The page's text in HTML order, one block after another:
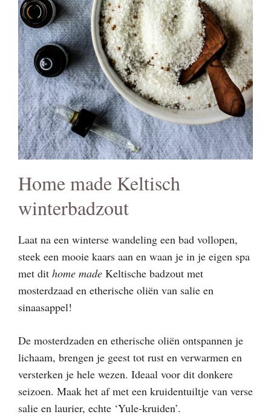
Home made Keltisch
winterbadzout
Laat na een winterse wandeling een bad vollopen,
steek een mooie kaars aan en waan je in je eigen spa
met dit home made Keltische badzout met
mosterdzaad en etherische oliën van salie en
sinaasappel!
De mosterdzaden en etherische oliën ontspannen je
lichaam, brengen je geest tot rust en verwarmen en
versterken je hele wezen. Ideaal voor dit donkere
seizoen. Maak het af met een kruidentuiltje van verse
salie en laurier, echte ‘Yule-kruiden’.